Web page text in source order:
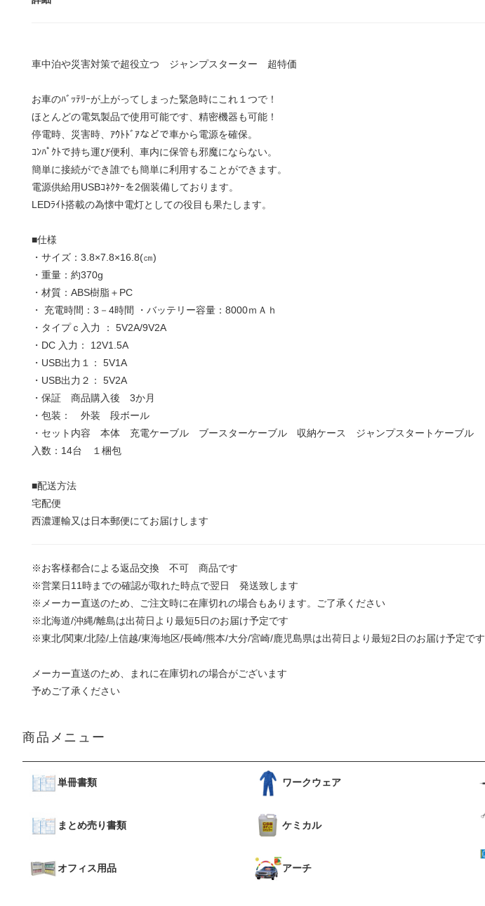
車中泊や災害対策で超役立つ ジャンプスターター 超特価
お車のﾊﾞｯﾃﾘｰが上がってしまった緊急時にこれ１つで！
ほとんどの電気製品で使用可能です、精密機器も可能！
停電時、災害時、ｱｳﾄﾄﾞｱなどで車から電源を確保。
ｺﾝﾊﾟｸﾄで持ち運び便利、車内に保管も邪魔にならない。
簡単に接続ができ誰でも簡単に利用することができます。
電源供給用USBｺﾈｸﾀｰを2個装備しております。
LEDﾗｲﾄ搭載の為懐中電灯としての役目も果たします。
■仕様
・サイズ：3.8×7.8×16.8(㎝)
・重量：約370g
・材質：ABS樹脂＋PC
・ 充電時間：3－4時間 ・バッテリー容量：8000ｍＡｈ
・タイプｃ入力 ： 5V2A/9V2A
・DC 入力： 12V1.5A
・USB出力１： 5V1A
・USB出力２： 5V2A
・保証 商品購入後 3か月
・包装： 外装 段ボール
・セット内容 本体 充電ケーブル ブースターケーブル 収納ケース ジャンプスタートケーブル
入数：14台 １梱包
■配送方法
宅配便
西濃運輸又は日本郵便にてお届けします
※お客様都合による返品交換 不可 商品です
※営業日11時までの確認が取れた時点で翌日 発送致します
※メーカー直送のため、ご注文時に在庫切れの場合もあります。ご了承ください
※北海道/沖縄/離島は出荷日より最短5日のお届け予定です
※東北/関東/北陸/上信越/東海地区/長崎/熊本/大分/宮崎/鹿児島県は出荷日より最短2日のお届け予定です
メーカー直送のため、まれに在庫切れの場合がございます
予めご了承ください
商品メニュー
単冊書類
まとめ売り書類
オフィス用品
ワークウェア
ケミカル
アーチ